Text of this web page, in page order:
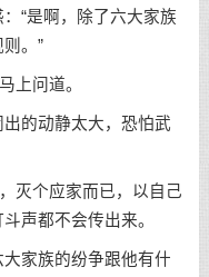
“是啊，除了六大家族
。”
上问道。
出的动静太大，恐怕武
灭个应家而已，以自己
声都不会传出来。
家族的纷争跟他有什